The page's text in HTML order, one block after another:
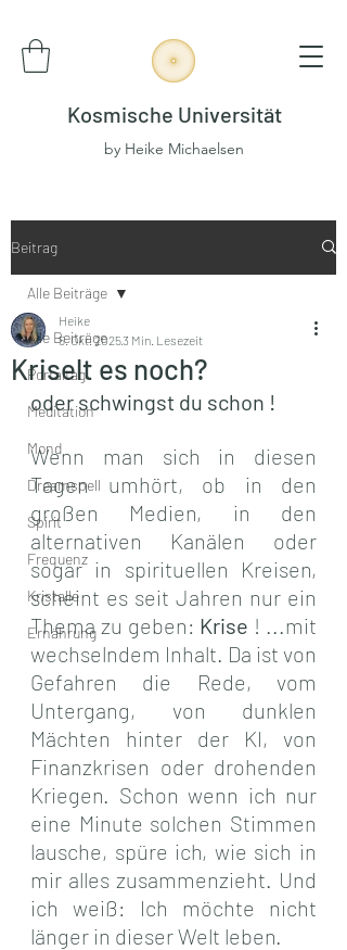
Kosmische Universität
by Heike Michaelsen
Beitrag
Alle Beiträge
Portaltag
Meditation
Mond
Dreamspell
Spirit
Frequenz
Kristalle
Ernährung
Alle Beiträge
Kriselt es noch?
Heike
5. Okt. 20253 Min. Lesezeit
oder schwingst du schon !
Wenn man sich in diesen
Tagen umhört, ob in den
großen Medien, in den
alternativen Kanälen oder
sogar in spirituellen Kreisen,
scheint es seit Jahren nur ein
Thema zu geben: Krise ! ...mit
wechselndem Inhalt. Da ist von
Gefahren die Rede, vom
Untergang, von dunklen
Mächten hinter der KI, von
Finanzkrisen oder drohenden
Kriegen. Schon wenn ich nur
eine Minute solchen Stimmen
lausche, spüre ich, wie sich in
mir alles zusammenzieht. Und
ich weiß: Ich möchte nicht
länger in dieser Welt leben.